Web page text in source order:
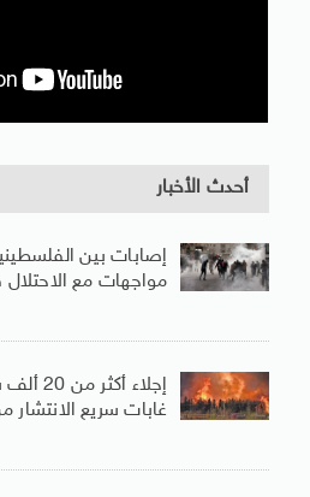
أحدث الأخبار
إصابات بين
مواجهات مع
إجلاء
غابات سريع الانتشار